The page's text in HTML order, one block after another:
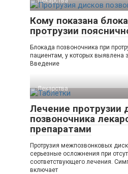
Кому показана
протрузии
Блокада позвоночника при
пациентам, у которых выявлена
Введение
Лекарства
Лечение протрузии
позвоночника
препаратами
Протрузия межпозвонковых
серьезные осложнения при
соответствующего лечения.
включает